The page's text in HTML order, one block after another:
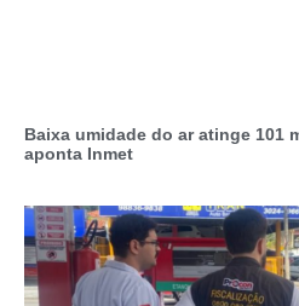
Baixa umidade do ar atinge 101
aponta Inmet